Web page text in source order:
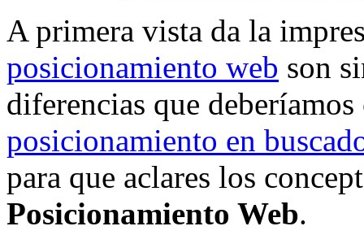
A primera vista da la
posicionamiento web son
diferencias que
posicionamiento en
para que aclares los
Posicionamiento Web.